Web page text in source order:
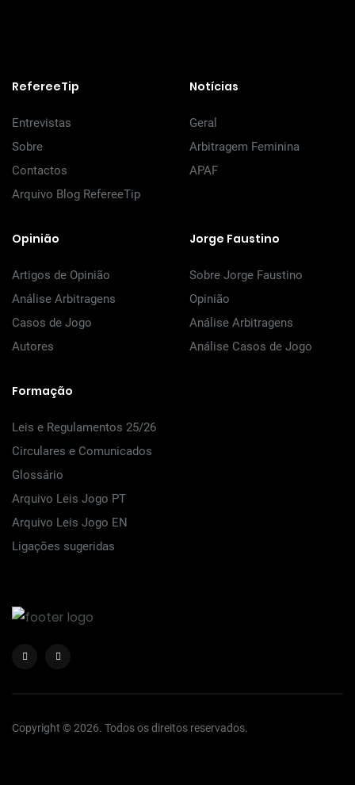
RefereeTip
Entrevistas
Sobre
Contactos
Arquivo Blog RefereeTip
Notícias
Geral
Arbitragem Feminina
APAF
Opinião
Artigos de Opinião
Análise Arbitragens
Casos de Jogo
Autores
Jorge Faustino
Sobre Jorge Faustino
Opinião
Análise Arbitragens
Análise Casos de Jogo
Formação
Leis e Regulamentos 25/26
Circulares e Comunicados
Glossário
Arquivo Leis Jogo PT
Arquivo Leis Jogo EN
Ligações sugeridas
Copyright © 2026. Todos os direitos reservados.